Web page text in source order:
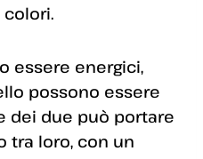
essere energici,
possono essere
dei due può portare
tra loro, con un